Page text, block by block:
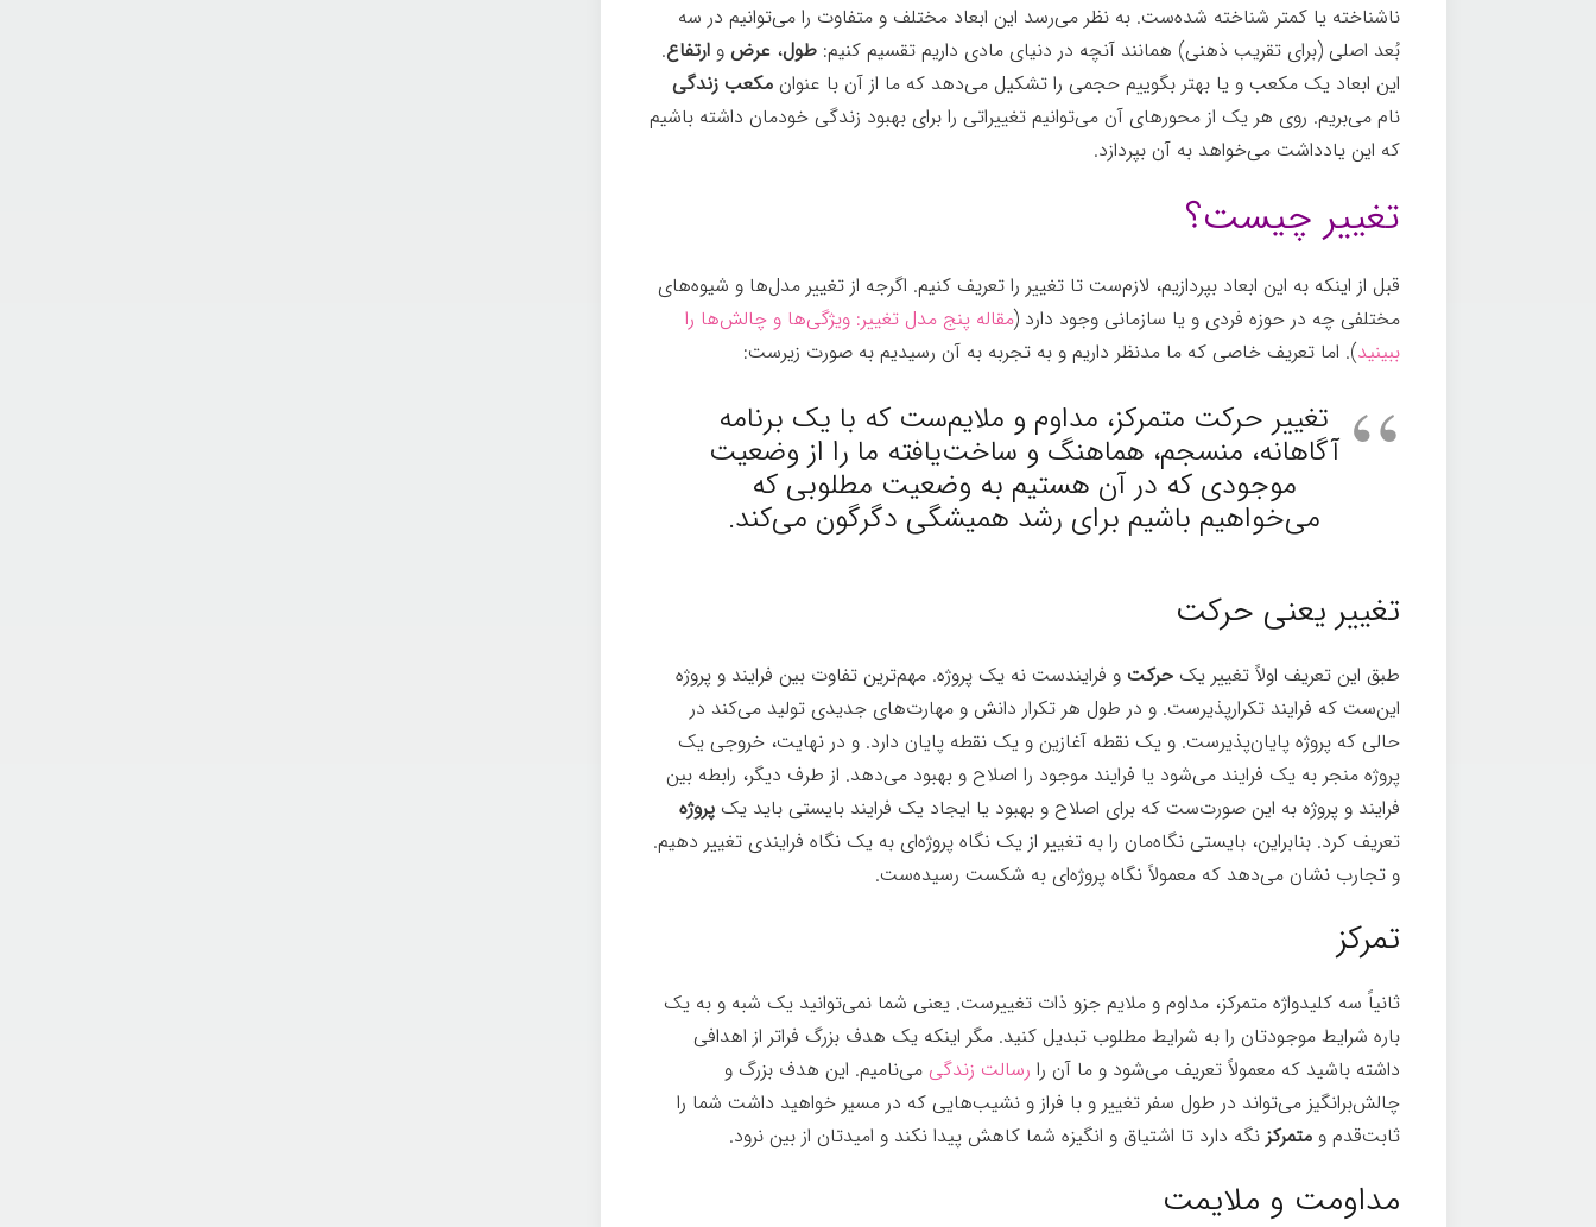
ناشناخته یا کمتر شناخته شده‌ست. به نظر می‌رسد این ابعاد مختلف و متفاوت را می‌توانیم در سه
بُعد اصلی (برای تقریب ذهنی) همانند آنچه در دنیای مادی داریم تقسیم کنیم: طول، عرض و ارتفاع.
این ابعاد یک مکعب و یا بهتر بگوییم حجمی را تشکیل می‌دهد که ما از آن با عنوان مکعب زندگی
نام می‌بریم. روی هر یک از محورهای آن می‌توانیم تغییراتی را برای بهبود زندگی خودمان داشته باشیم
که این یادداشت می‌خواهد به آن بپردازد.
تغییر چیست؟
قبل از اینکه به این ابعاد بپردازیم، لازم‌ست تا تغییر را تعریف کنیم. اگرجه از تغییر مدل‌ها و شیوه‌های
مختلفی چه در حوزه فردی و یا سازمانی وجود دارد (مقاله پنج مدل تغییر: ویژگی‌ها و چالش‌ها را
ببینید). اما تعریف خاصی که ما مدنظر داریم و به تجربه به آن رسیدیم به صورت زیرست:
تغییر حرکت متمرکز، مداوم و ملایم‌ست که با یک برنامه
آگاهانه، منسجم، هماهنگ و ساخت‌یافته ما را از وضعیت
موجودی که در آن هستیم به وضعیت مطلوبی که
می‌خواهیم باشیم برای رشد همیشگی دگرگون می‌کند.
تغییر یعنی حرکت
طبق این تعریف اولاً تغییر یک حرکت و فرایندست نه یک پروژه. مهم‌ترین تفاوت بین فرایند و پروژه
این‌ست که فرایند تکرارپذیرست. و در طول هر تکرار دانش و مهارت‌های جدیدی تولید می‌کند در
حالی که پروژه پایان‌پذیرست. و یک نقطه آغازین و یک نقطه پایان دارد. و در نهایت، خروجی یک
پروژه منجر به یک فرایند می‌شود یا فرایند موجود را اصلاح و بهبود می‌دهد. از طرف دیگر، رابطه بین
فرایند و پروژه به این صورت‌ست که برای اصلاح و بهبود یا ایجاد یک فرایند بایستی باید یک پروژه
تعریف کرد. بنابراین، بایستی نگاه‌مان را به تغییر از یک نگاه پروژه‌ای به یک نگاه فرایندی تغییر دهیم.
و تجارب نشان می‌دهد که معمولاً نگاه پروژه‌ای به شکست رسیده‌ست.
تمرکز
ثانیاً سه کلیدواژه متمرکز، مداوم و ملایم جزو ذات تغییرست. یعنی شما نمی‌توانید یک شبه و به یک
باره شرایط موجودتان را به شرایط مطلوب تبدیل کنید. مگر اینکه یک هدف بزرگ فراتر از اهدافی
داشته باشید که معمولاً تعریف می‌شود و ما آن را رسالت زندگی می‌نامیم. این هدف بزرگ و
چالش‌برانگیز می‌تواند در طول سفر تغییر و با فراز و نشیب‌هایی که در مسیر خواهید داشت شما را
ثابت‌قدم و متمرکز نگه دارد تا اشتیاق و انگیزه شما کاهش پیدا نکند و امیدتان از بین نرود.
مداومت و ملایمت